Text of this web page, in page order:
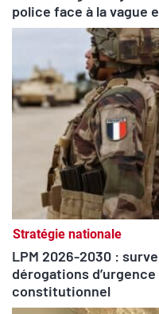
police face à la vague
Stratégie nationale
LPM 2026-2030 :
dérogations
constitutionnel